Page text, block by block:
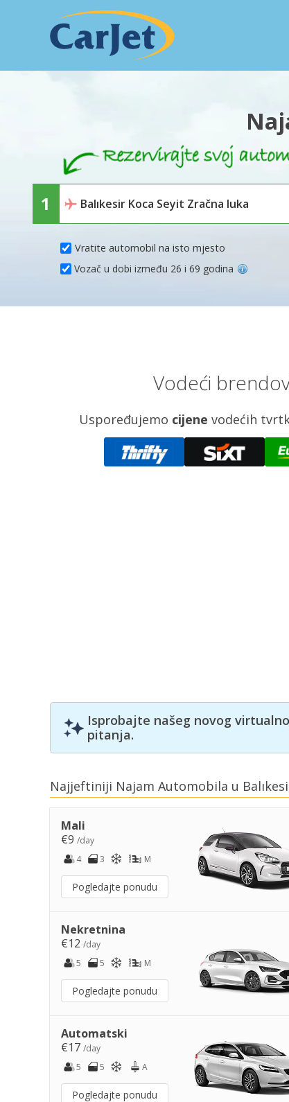
Vratite automobil na isto mjesto
Vozač u dobi između 26 i 69 godina
Vodeći
Uspoređujemo cijene vodećih
Isprobajte našeg novog
pitanja.
Najjeftiniji Najam Automobila u
Mali
€9 /day
4
3 M
Pogledajte ponudu
Nekretnina
€12 /day
5
5 M
Pogledajte ponudu
Automatski
€17 /day
5
5 A
Pogledajte ponudu